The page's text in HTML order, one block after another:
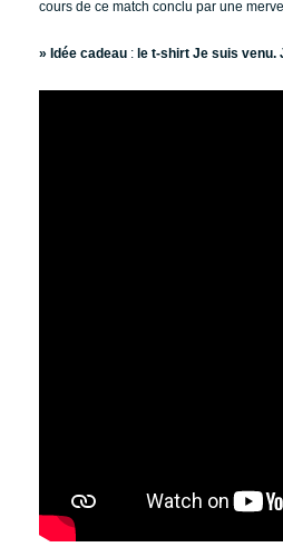
cours de ce match conclu par une
» Idée cadeau : le t-shirt Je suis venu.